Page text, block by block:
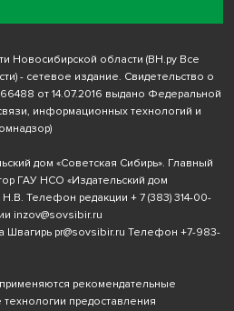
Новосибирской области (ВН.ру Все
- сетевое издание. Свидетельство о
от 14.07.2016 выдано Федеральной
информационных технологий и
дом «Советская Сибирь». Главный
ГАУ НСО «Издательский дом
Н.В. Телефон редакции + 7 (383) 314-00-
inzov@sovsibir.ru
Швагирь pr@sovsibir.ru Телефон +7-983-
рекомендательные
предоставления